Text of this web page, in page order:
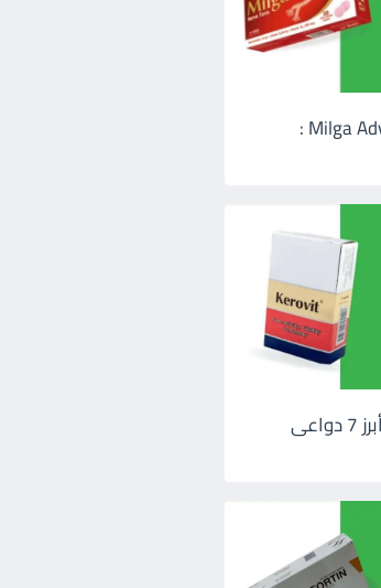
ميلجا ادفانس اقراص Milga Advance :
كيروفيت Kerovit فيتامين | أبرز 7 دواعى